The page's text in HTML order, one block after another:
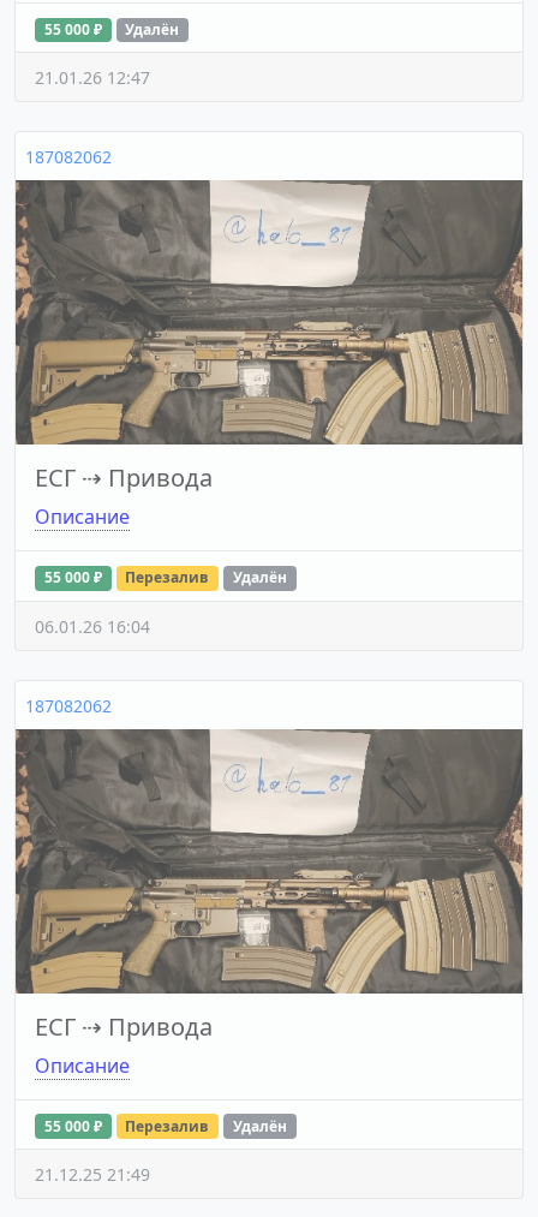
55 000 ₽ Удалён
21.01.26 12:47
187082062
ЕСГ ⇢ Привода
Описание
55 000 ₽ Перезалив Удалён
06.01.26 16:04
187082062
ЕСГ ⇢ Привода
Описание
55 000 ₽ Перезалив Удалён
21.12.25 21:49